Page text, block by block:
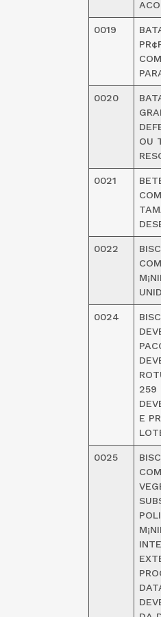
0019
0020
OU
0021
0022
0024
259
E
0025